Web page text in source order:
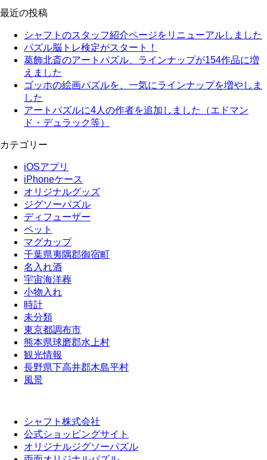
最近の投稿
シャフトのスタッフ紹介ページをリニューアルしました
パズル脳トレ検定がスタート！
葛飾北斎のアートパズル、ラインナップが154作品に増
えました
ゴッホの絵画パズルを、一気にラインナップを増やしま
した
アートパズルに4人の作者を追加しました（エドマン
ド・デュラック等）
カテゴリー
iOSアプリ
iPhoneケース
オリジナルグッズ
ジグソーパズル
ディフューザー
ペット
マグカップ
千葉県夷隅郡御宿町
名入れ酒
宇宙海洋葬
小物入れ
時計
未分類
東京都調布市
熊本県球磨郡水上村
観光情報
長野県下高井郡木島平村
風景
シャフト株式会社
公式ショッピングサイト
オリジナルジグソーパズル